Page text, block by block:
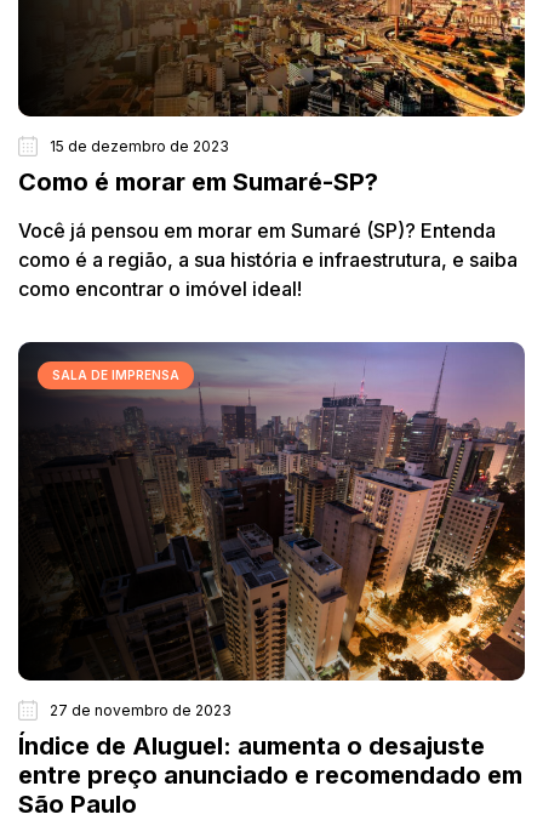
15 de dezembro de 2023
Como é morar em Sumaré-SP?
Você já pensou em morar em Sumaré (SP)? Entenda
como é a região, a sua história e infraestrutura, e saiba
como encontrar o imóvel ideal!
SALA DE IMPRENSA
27 de novembro de 2023
Índice de Aluguel: aumenta o desajuste
entre preço anunciado e recomendado em
São Paulo